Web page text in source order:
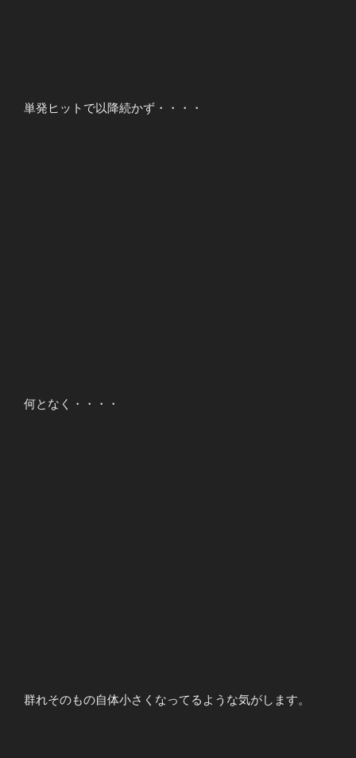
単発ヒットで以降続かず・・・・
何となく・・・・
群れそのもの自体小さくなってるような気がします。